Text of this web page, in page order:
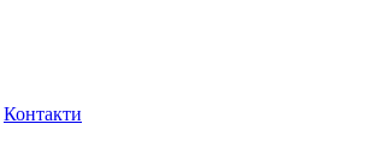
Контакти